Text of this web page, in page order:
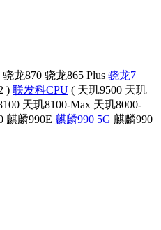
骁龙870 骁龙865 Plus 骁龙7
) 联发科CPU ( 天玑9500 天玑
天玑8100-Max 天玑8000-
麒麟990E 麒麟990 5G 麒麟990